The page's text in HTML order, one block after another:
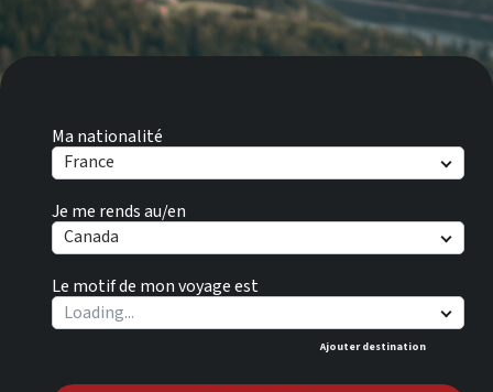
Ma nationalité
France
Je me rends au/en
Canada
Le motif de mon voyage est
Ajouter destination